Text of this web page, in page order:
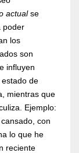
actualse
poder
los
son
influyen
de
mientras que
Ejemplo:
con
lo que he
reciente